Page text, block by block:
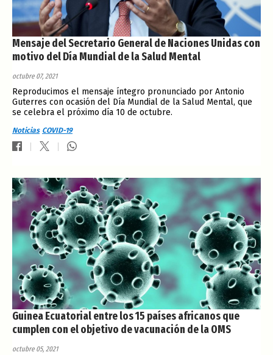
Mensaje del Secretario General de Naciones Unidas con
motivo del Día Mundial de la Salud Mental
octubre 07, 2021
Reproducimos el mensaje íntegro pronunciado por Antonio
Guterres con ocasión del Día Mundial de la Salud Mental, que
se celebra el próximo día 10 de octubre.
Noticias COVID-19
Guinea Ecuatorial entre los 15 países africanos que
cumplen con el objetivo de vacunación de la OMS
octubre 05, 2021